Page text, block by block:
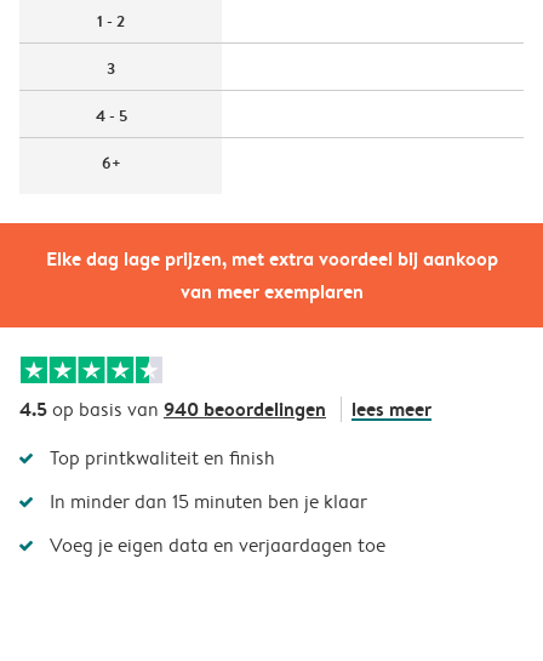
Elke dag lage prijzen, met extra voordeel bij aankoop
van meer exemplaren
1 - 2
3
4 - 5
6+
4.5op basis van 940 beoordelingen lees meer
Top printkwaliteit en finish
In minder dan 15 minuten ben je klaar
Voeg je eigen data en verjaardagen toe